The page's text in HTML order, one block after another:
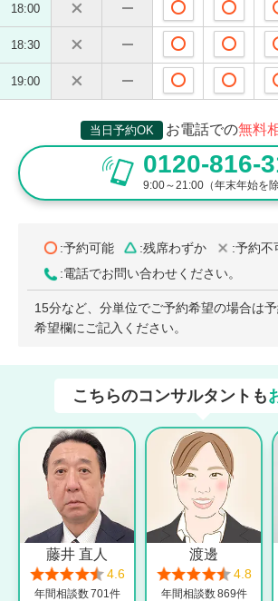
18:00
18:30
19:00
当日予約OK お電話での無料
0120-816-
9:00～21:00（年末年始を除
:予約可能 :残席わずか :予約不
:電話でお問い合わせください。
15分など、分単位でご予約希望の場合は
希望欄にご記入ください。
こちらのコンサルタントも
藤井 直人
4.6
年間相談数701件
渡邊
4.8
年間相談数869件